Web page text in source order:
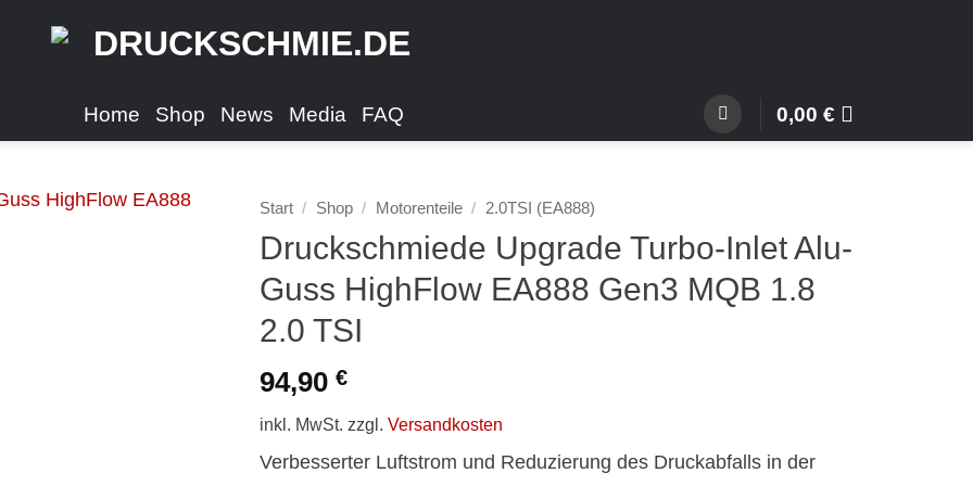
Home Shop News Media FAQ 0,00 €
Start / Shop / Motorenteile / 2.0TSI (EA888)
Druckschmiede Upgrade Turbo-Inlet Alu-
Guss HighFlow EA888 Gen3 MQB 1.8
2.0 TSI
94,90 €
inkl. MwSt. zzgl. Versandkosten
Verbesserter Luftstrom und Reduzierung des Druckabfalls in der